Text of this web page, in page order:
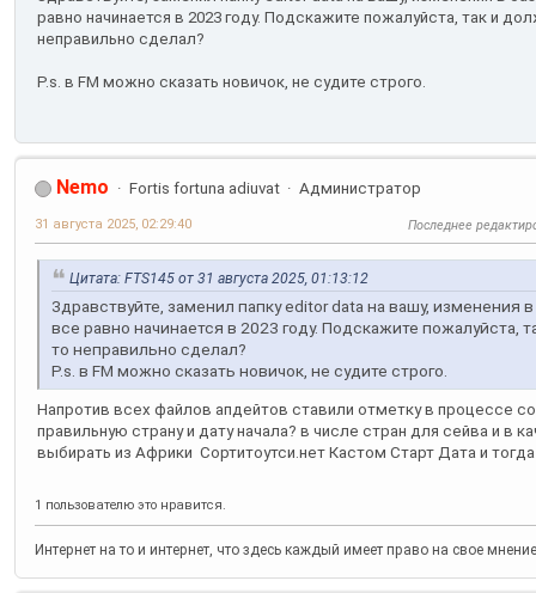
равно начинается в 2023 году. Подскажите пожалуйста, так и
неправильно сделал?
P.s. в FM можно сказать новичок, не судите строго.
Nemo Fortis fortuna adiuvat Администратор
31 августа 2025, 02:29:40 Последнее
Цитата: FTS145 от 31 августа 2025, 01:13:12
Здравствуйте, заменил папку editor data на вашу, изменения
все равно начинается в 2023 году. Подскажите пожалуйста,
то неправильно сделал?
P.s. в FM можно сказать новичок, не судите строго.
Напротив всех файлов апдейтов ставили отметку в процессе
правильную страну и дату начала? в числе стран для сейва и в
выбирать из Африки Сортитоутси.нет Кастом Старт Дата и
1 пользователю это нравится.
Интернет на то и интернет, что здесь каждый имеет право на свое